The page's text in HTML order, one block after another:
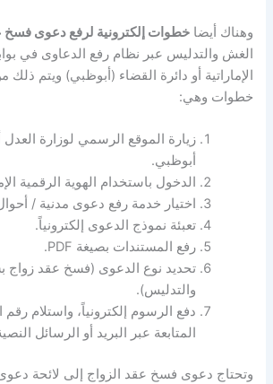
وهناك أيضاخطوات إلكترونية لرفع دعوى فسخ
الغش والتدليس عبر نظام رفع الدعاوى في
الإماراتية أو دائرة القضاء (أبوظبي) ويتم
خطوات وهي:
زيارة الموقع الرسمي لوزارة العدل
أبوظبي.
الدخول باستخدام الهوية الرقمية
اختيار خدمة رفع دعوى مدنية /
تعبئة نموذج الدعوى إلكترونياً.
رفع المستندات بصيغة PDF.
تحديد نوع الدعوى (فسخ عقد
والتدليس).
دفع الرسوم إلكترونياً، واستلام رقم
المتابعة عبر البريد أو الرسائل
وتحتاج دعوى فسخ عقد الزواج إلى لائحة